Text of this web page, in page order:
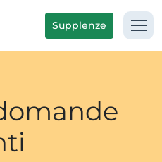
Supplenze